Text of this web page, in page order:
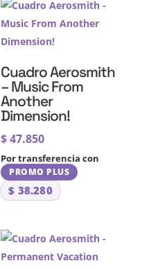
Cuadro Aerosmith
– Music From
Another
Dimension!
$47.850
Por transferencia con
PROMO PLUS
$ 38.280